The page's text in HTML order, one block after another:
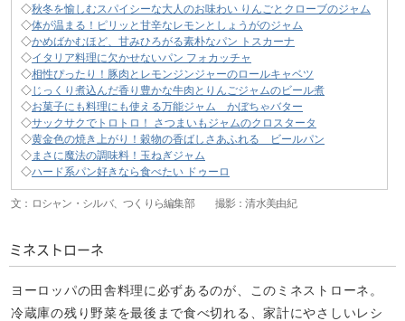
◇秋冬を愉しむスパイシーな大人のお味わい りんごとクローブのジャム
◇体が温まる！ピリッと甘辛なレモンとしょうがのジャム
◇かめばかむほど、甘みひろがる素朴なパン トスカーナ
◇イタリア料理に欠かせないパン フォカッチャ
◇相性ぴったり！豚肉とレモンジンジャーのロールキャベツ
◇じっくり煮込んだ香り豊かな牛肉とりんごジャムのビール煮
◇お菓子にも料理にも使える万能ジャム かぼちゃバター
◇サックサクでトロトロ！ さつまいもジャムのクロスタータ
◇黄金色の焼き上がり！穀物の香ばしさあふれる ビールパン
◇まさに魔法の調味料！玉ねぎジャム
◇ハード系パン好きなら食べたい ドゥーロ
文：ロシャン・シルバ、つくりら編集部 撮影：清水美由紀
ミネストローネ
ヨーロッパの田舎料理に必ずあるのが、このミネストローネ。
冷蔵庫の残り野菜を最後まで食べ切れる、家計にやさしいレシ